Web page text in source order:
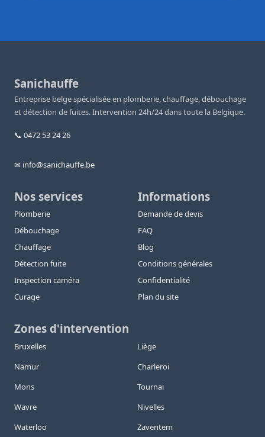
Sanichauffe
Entreprise belge spécialisée en plomberie, chauffage, débouchage
et détection de fuites. Intervention 24h/24 dans toute la Belgique.
📞 0472 53 24 26
✉ info@sanichauffe.be
Nos services
Plomberie
Débouchage
Chauffage
Détection fuite
Inspection caméra
Curage
Informations
Demande de devis
FAQ
Blog
Conditions générales
Confidentialité
Plan du site
Zones d'intervention
Bruxelles
Liège
Namur
Charleroi
Mons
Tournai
Wavre
Nivelles
Waterloo
Zaventem